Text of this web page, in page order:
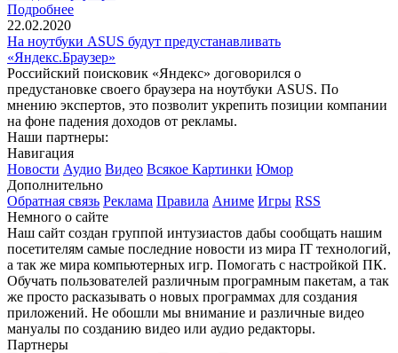
Подробнее
22.02.2020
На ноутбуки ASUS будут предустанавливать
«Яндекс.Браузер»
Российский поисковик «Яндекс» договорился о
предустановке своего браузера на ноутбуки ASUS. По
мнению экспертов, это позволит укрепить позиции компании
на фоне падения доходов от рекламы.
Наши партнеры:
Навигация
Новости Аудио Видео Всякое Картинки Юмор
Дополнительно
Обратная связь Реклама Правила Аниме Игры RSS
Немного о сайте
Наш сайт создан группой интузиастов дабы сообщать нашим
посетителям самые последние новости из мира IT технологий,
а так же мира компьютерных игр. Помогать с настройкой ПК.
Обучать пользователей различным програмным пакетам, а так
же просто расказывать о новых программах для создания
приложений. Не обошли мы внимание и различные видео
мануалы по созданию видео или аудио редакторы.
Партнеры